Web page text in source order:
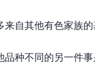
来自其他有色家族
品种不同的另一件